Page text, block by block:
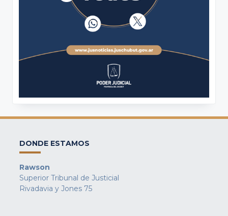
DONDE ESTAMOS
Rawson
Superior Tribunal de Justicial
Rivadavia y Jones 75